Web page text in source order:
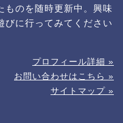
ものを随時更新中。興味
びに行ってみてください
プロフィール詳細 »
お問い合わせはこちら »
サイトマップ »